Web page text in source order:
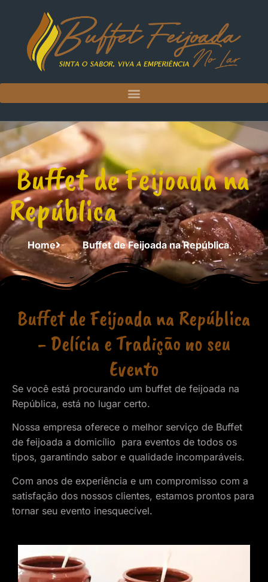
Buffet de Feijoada na
República
Home Buffet de Feijoada na República
Buffet de Feijoada na República
- Delícia e Tradição no seu
Evento
Se você está procurando um buffet de feijoada na
República, está no lugar certo.
Nossa empresa oferece o melhor serviço de Buffet
de feijoada a domicílio para eventos de todos os
tipos, garantindo sabor e qualidade incomparáveis.
Com anos de experiência e um compromisso com a
satisfação dos nossos clientes, estamos prontos para
tornar seu evento inesquecível.